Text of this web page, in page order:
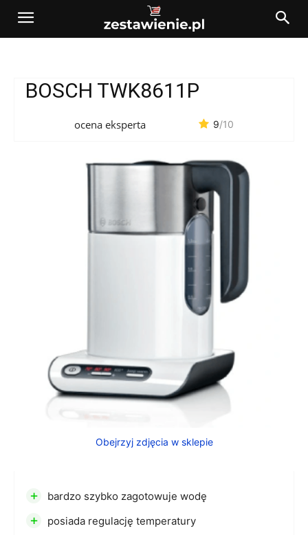
BOSCH TWK8611P
ocena eksperta 9/10
Obejrzyj zdjęcia w sklepie
+ bardzo szybko zagotowuje wodę
+ posiada regulację temperatury